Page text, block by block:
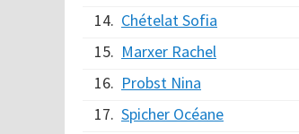
14. Chételat Sofia
15. Marxer Rachel
16. Probst Nina
17. Spicher Océane